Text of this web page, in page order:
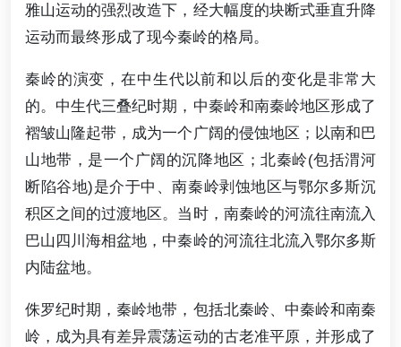
雅山运动的强烈改造下，经大幅度的块断式垂直升降
运动而最终形成了现今秦岭的格局。
秦岭的演变，在中生代以前和以后的变化是非常大
的。中生代三叠纪时期，中秦岭和南秦岭地区形成了
褶皱山隆起带，成为一个广阔的侵蚀地区；以南和巴
山地带，是一个广阔的沉降地区；北秦岭(包括渭河
断陷谷地)是介于中、南秦岭剥蚀地区与鄂尔多斯沉
积区之间的过渡地区。当时，南秦岭的河流往南流入
巴山四川海相盆地，中秦岭的河流往北流入鄂尔多斯
内陆盆地。
侏罗纪时期，秦岭地带，包括北秦岭、中秦岭和南秦
岭，成为具有差异震荡运动的古老准平原，并形成了